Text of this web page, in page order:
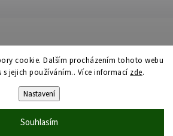
cookie. Dalším procházením tohoto webu
s jejich používáním.. Více informací zde.
Nastavení
Souhlasím